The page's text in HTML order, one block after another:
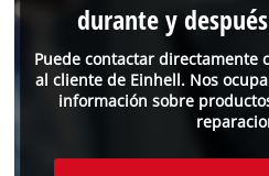
Puede contactar directamente
al cliente de Einhell. Nos
información sobre
durante y